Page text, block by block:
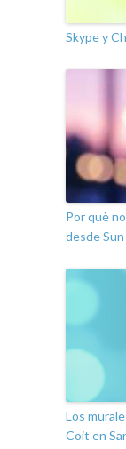
Skype y
Por què
desde
Los
Coit en